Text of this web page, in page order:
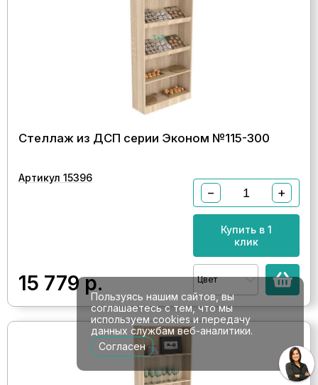
Стеллаж из ДСП серии Эконом №115-300
Артикул 15396
15 779р.
− +
Купить в 1
клик
Цвет
Пользуясь нашим сайтов, вы
соглашаетесь с тем, что мы
используем cookies и передачу
данных службам веб-аналитики.
Согласен